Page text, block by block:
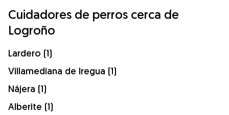
Cuidadores de perros cerca de
Logroño
Lardero (1)
Villamediana de Iregua (1)
Nájera (1)
Alberite (1)